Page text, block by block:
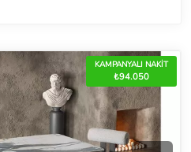
KAMPANYALI NAKİT
₺94.050